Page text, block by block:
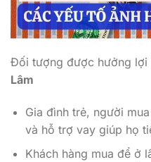
Đối tượng được hưởng lợi
Lâm
Gia đình trẻ, người
và hỗ trợ vay giúp họ
Khách hàng mua để ở